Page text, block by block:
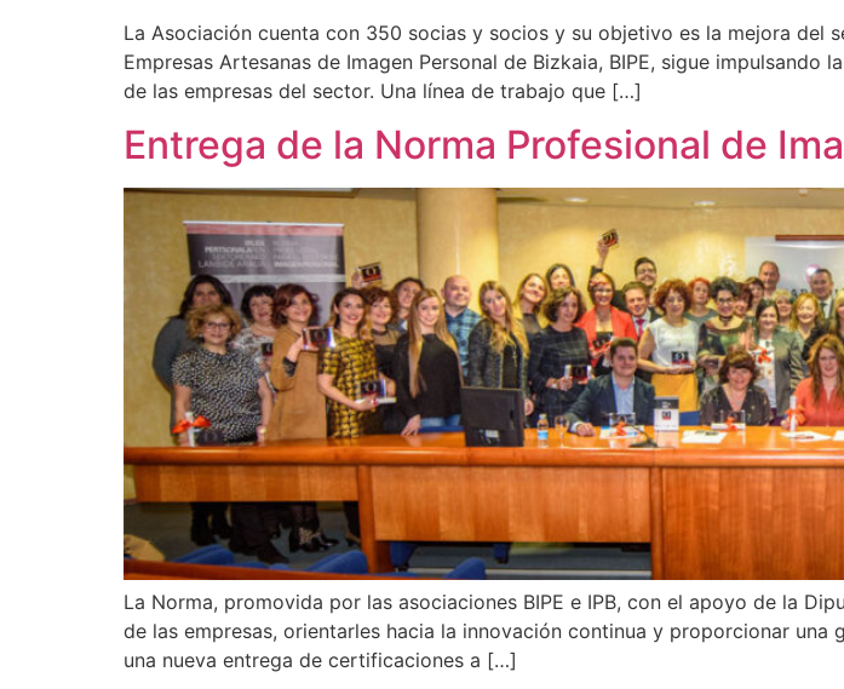
La Asociación cuenta con 350 socias y socios y su objetivo es la mejora
Empresas Artesanas de Imagen Personal de Bizkaia, BIPE, sigue
de las empresas del sector. Una línea de trabajo que […]
Entrega de la Norma Profesional de
La Norma, promovida por las asociaciones BIPE e IPB, con el apoyo de la
de las empresas, orientarles hacia la innovación continua y proporcionar
una nueva entrega de certificaciones a […]